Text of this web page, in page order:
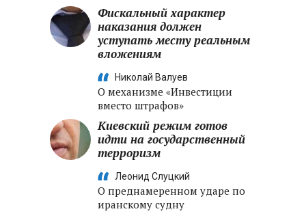
Фискальный характер
наказания должен
уступать месту реальным
вложениям
Николай Валуев
О механизме «Инвестиции
вместо штрафов»
Киевский режим готов
идти на государственный
терроризм
Леонид Слуцкий
О преднамеренном ударе по
иранскому судну